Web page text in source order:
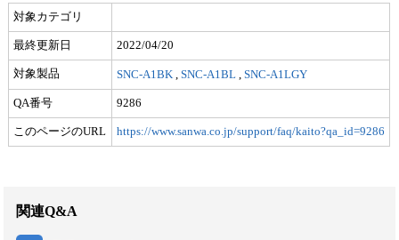
対象カテゴリ
最終更新日 2022/04/20
対象製品 SNC-A1BK ,SNC-A1BL ,SNC-A1LGY
QA番号 9286
このページのURL https://www.sanwa.co.jp/support/faq/kaito?qa_id=9286
関連Q&A